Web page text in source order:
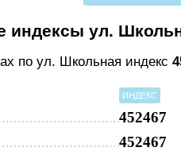
индексы ул.
по ул. Школьная индекс
ИНДЕКС
452467
452467